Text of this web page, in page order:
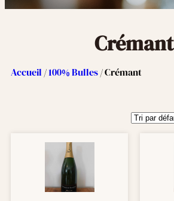
Crémant
Accueil /100% Bulles/ Crémant